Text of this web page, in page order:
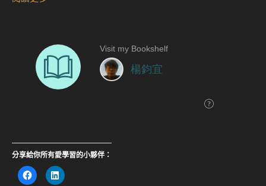
分享給你所有愛學習的小夥伴：
按
一
分
享